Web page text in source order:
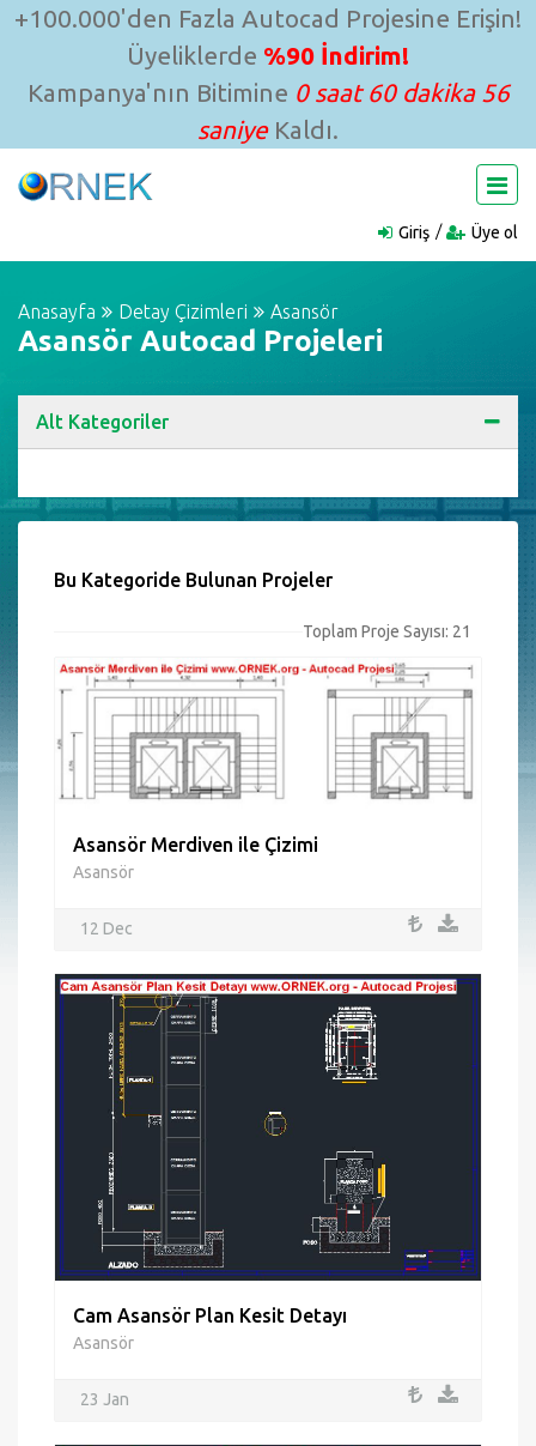
+100.000'den Fazla Autocad Projesine Erişin!
Üyeliklerde %90 İndirim!
Kampanya'nın Bitimine 0 saat 60 dakika 55
saniyeKaldı.
Giriş Üye ol
Anasayfa Detay Çizimleri Asansör
Asansör Autocad Projeleri
Alt Kategoriler
Bu Kategoride Bulunan Projeler
Toplam Proje Sayısı: 21
Asansör Merdiven ile Çizimi
Asansör
12 Dec
Cam Asansör Plan Kesit Detayı
Asansör
23 Jan